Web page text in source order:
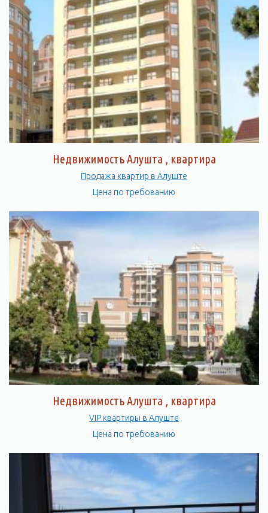
Недвижимость Алушта , квартира
Продажа квартир в Алуште
Цена по требованию
Недвижимость Алушта , квартира
VIP квартиры в Алуште
Цена по требованию